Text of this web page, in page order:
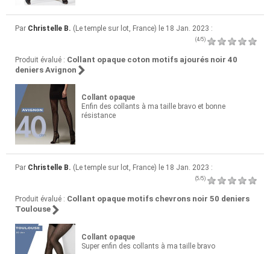
Par Christelle B. (Le temple sur lot, France) le 18 Jan. 2023 :
(4/5)
Produit évalué : Collant opaque coton motifs ajourés noir 40
deniers Avignon
Collant opaque
Enfin des collants à ma taille bravo et bonne
résistance
Par Christelle B. (Le temple sur lot, France) le 18 Jan. 2023 :
(5/5)
Produit évalué : Collant opaque motifs chevrons noir 50 deniers
Toulouse
Collant opaque
Super enfin des collants à ma taille bravo